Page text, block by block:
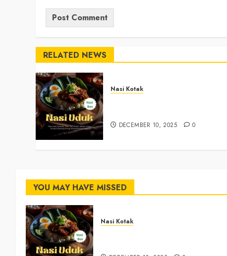
RELATED NEWS
Nasi Kotak
DECEMBER 10, 2025 0
YOU MAY HAVE MISSED
Nasi Kotak